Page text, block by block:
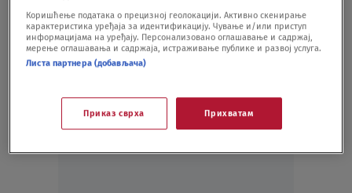
Oglas
Коришћење података о прецизној геолокацији. Активно скенирање
карактеристика уређаја за идентификацију. Чување и/или приступ
информацијама на уређају. Персонализовано оглашавање и садржај,
мерење оглашавања и садржаја, истраживање публике и развој услуга.
Листа партнера (добављача)
Приказ сврха Прихватам